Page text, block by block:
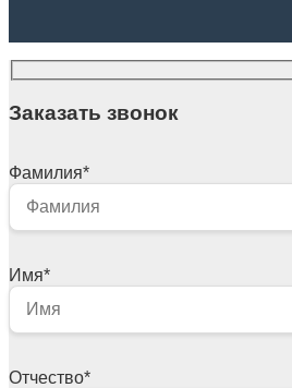
Заказать звонок
Фамилия*
Имя*
Отчество*